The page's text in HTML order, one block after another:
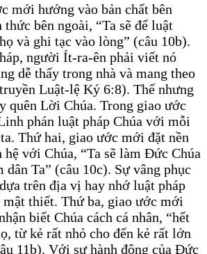
mới hướng vào bản chất bên
bên ngoài, “Ta sẽ để luật
và ghi tạc vào lòng” (câu 10b).
người Ít-ra-ên phải viết nó
dễ thấy trong nhà và mang theo
Luật-lệ Ký 6:8). Thế nhưng
quên Lời Chúa. Trong giao ước
phán luật pháp Chúa với mỗi
Thứ hai, giao ước mới đặt nền
với Chúa, “Ta sẽ làm Đức Chúa
dân Ta” (câu 10c). Sự vâng phục
trên địa vị hay nhớ luật pháp
thiết. Thứ ba, giao ước mới
biết Chúa cách cá nhân, “hết
từ kẻ rất nhỏ cho đến kẻ rất lớn
11b). Với sự hành động của Đức